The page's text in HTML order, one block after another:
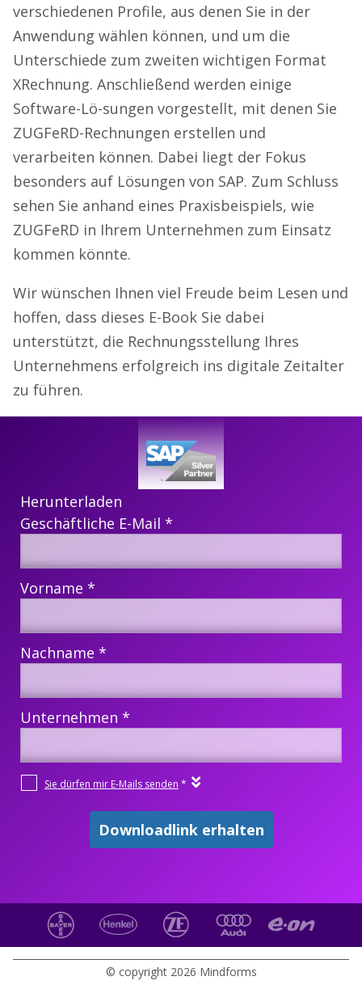
verschiedenen Profile, aus denen Sie in der
Anwendung wählen können, und um die
Unterschiede zum zweiten wichtigen Format
XRechnung. Anschließend werden einige
Software-Lö-sungen vorgestellt, mit denen Sie
ZUGFeRD-Rechnungen erstellen und
verarbeiten können. Dabei liegt der Fokus
besonders auf Lösungen von SAP. Zum Schluss
sehen Sie anhand eines Praxisbeispiels, wie
ZUGFeRD in Ihrem Unternehmen zum Einsatz
kommen könnte.
Wir wünschen Ihnen viel Freude beim Lesen und
hoffen, dass dieses E-Book Sie dabei
unterstützt, die Rechnungsstellung Ihres
Unternehmens erfolgreich ins digitale Zeitalter
zu führen.
Herunterladen
© copyright 2026 Mindforms